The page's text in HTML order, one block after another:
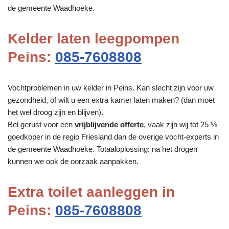
de gemeente Waadhoeke.
Kelder laten leegpompen
Peins: 085-7608808
Vochtproblemen in uw kelder in Peins. Kan slecht zijn voor uw
gezondheid, of wilt u een extra kamer laten maken? (dan moet
het wel droog zijn en blijven).
Bel gerust voor een vrijblijvende offerte, vaak zijn wij tot 25 %
goedkoper in de regio Friesland dan de overige vocht-experts in
de gemeente Waadhoeke. Totaaloplossing: na het drogen
kunnen we ook de oorzaak aanpakken.
Extra toilet aanleggen in
Peins: 085-7608808